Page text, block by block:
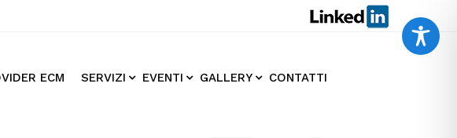
ECM SERVIZI EVENTI GALLERY CONTATTI